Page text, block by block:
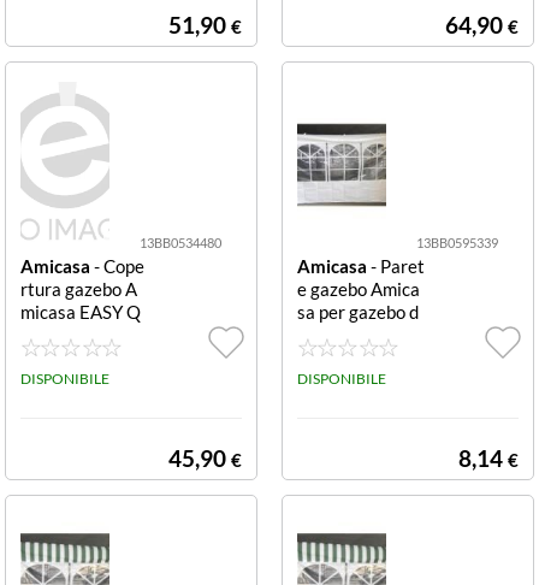
51,90 € 64,90 €
13BB0534480
Amicasa - Cope
rtura gazebo A
micasa EASY Q
UICK
DISPONIBILE
45,90 €
13BB0595339
Amicasa - Paret
e gazebo Amica
sa per gazebo d
a 2 m per gazeb
o da 2 m
DISPONIBILE
8,14 €